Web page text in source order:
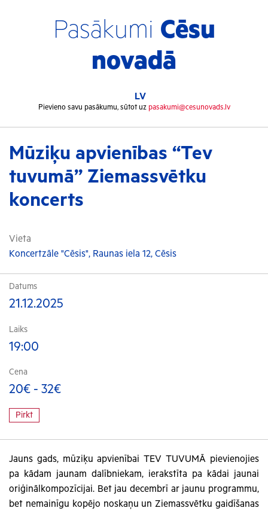
Pasākumi Cēsu
novadā
LV
Pievieno savu pasākumu, sūtot uz pasakumi@cesunovads.lv
Mūziķu apvienības “Tev
tuvumā” Ziemassvētku
koncerts
Vieta
Koncertzāle "Cēsis", Raunas iela 12, Cēsis
Datums
21.12.2025
Laiks
19:00
Cena
20€ - 32€
Pirkt
Jauns gads, mūziķu apvienībai TEV TUVUMĀ pievienojies
pa kādam jaunam dalībniekam, ierakstīta pa kādai jaunai
oriģinālkompozīcijai. Bet jau decembrī ar jaunu programmu,
bet nemainīgu kopējo noskaņu un Ziemassvētku gaidīšanas